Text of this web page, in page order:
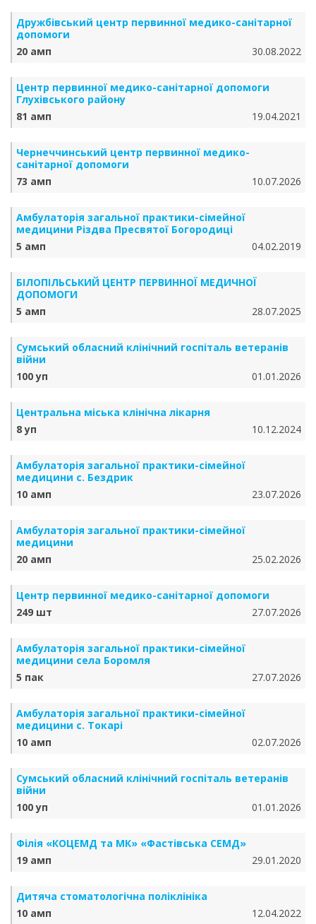
Дружбівський центр первинної медико-санітарної
допомоги
20 амп
30.08.2022
Центр первинної медико-санітарної допомоги
Глухівського району
81 амп
19.04.2021
Чернеччинський центр первинної медико-
санітарної допомоги
73 амп
10.07.2026
Амбулаторія загальної практики-сімейної
медицини Різдва Пресвятої Богородиці
5 амп
04.02.2019
БІЛОПІЛЬСЬКИЙ ЦЕНТР ПЕРВИННОЇ МЕДИЧНОЇ
ДОПОМОГИ
5 амп
28.07.2025
Сумський обласний клінічний госпіталь ветеранів
війни
100 уп
01.01.2026
Центральна міська клінічна лікарня
8 уп
10.12.2024
Амбулаторія загальної практики-сімейної
медицини с. Бездрик
10 амп
23.07.2026
Амбулаторія загальної практики-сімейної
медицини
20 амп
25.02.2026
Центр первинної медико-санітарної допомоги
249 шт
27.07.2026
Амбулаторія загальної практики-сімейної
медицини села Боромля
5 пак
27.07.2026
Амбулаторія загальної практики-сімейної
медицини с. Токарі
10 амп
02.07.2026
Сумський обласний клінічний госпіталь ветеранів
війни
100 уп
01.01.2026
Філія «КОЦЕМД та МК» «Фастівська СЕМД»
19 амп
29.01.2020
Дитяча стоматологічна поліклініка
10 амп
12.04.2022